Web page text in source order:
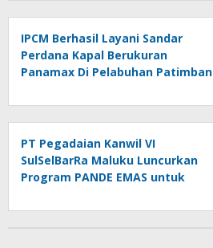
IPCM Berhasil Layani Sandar
Perdana Kapal Berukuran
Panamax Di Pelabuhan Patimban
PT Pegadaian Kanwil VI
SulSelBarRa Maluku Luncurkan
Program PANDE EMAS untuk
Masyarakat